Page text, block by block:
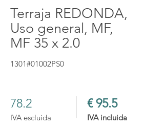
Terraja REDONDA,
Uso general, MF,
MF 35 x 2.0
1301#01002PS0
78.2
IVA escluida
€ 95.5
IVA incluida